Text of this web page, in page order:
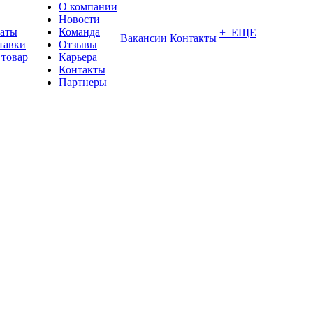
О компании
Новости
Команда
Отзывы
Карьера
Контакты
Партнеры
Вакансии Контакты + ЕЩЕ